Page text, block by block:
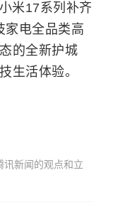
米17系列补齐
家电全品类高
的全新护城
生活体验。
讯新闻的观点和立